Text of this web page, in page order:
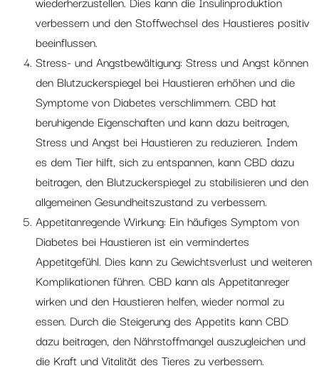
verbessern und den Stoffwechsel des Haustieres positiv
beeinflussen.
Stress- und Angstbewältigung: Stress und Angst können
den Blutzuckerspiegel bei Haustieren erhöhen und die
Symptome von Diabetes verschlimmern. CBD hat
beruhigende Eigenschaften und kann dazu beitragen,
Stress und Angst bei Haustieren zu reduzieren. Indem
es dem Tier hilft, sich zu entspannen, kann CBD dazu
beitragen, den Blutzuckerspiegel zu stabilisieren und den
allgemeinen Gesundheitszustand zu verbessern.
Appetitanregende Wirkung: Ein häufiges Symptom von
Diabetes bei Haustieren ist ein vermindertes
Appetitgefühl. Dies kann zu Gewichtsverlust und weiteren
Komplikationen führen. CBD kann als Appetitanreger
wirken und den Haustieren helfen, wieder normal zu
essen. Durch die Steigerung des Appetits kann CBD
dazu beitragen, den Nährstoffmangel auszugleichen und
die Kraft und Vitalität des Tieres zu verbessern.